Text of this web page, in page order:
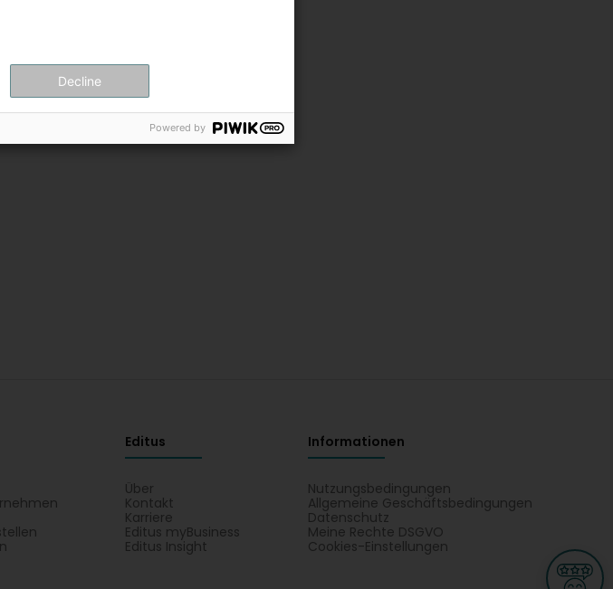
Editus
Über
Kontakt
Karriere
Editus myBusiness
Editus Insight
Informationen
Nutzungsbedingungen
Allgemeine Geschäftsbedingungen
Datenschutz
Meine Rechte DSGVO
Cookies-Einstellungen
Decline
Powered by